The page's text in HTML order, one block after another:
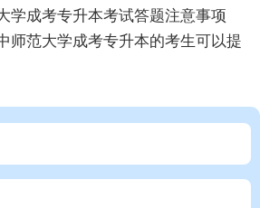
学成考专升本考试答题注意事项
师范大学成考专升本的考生可以提